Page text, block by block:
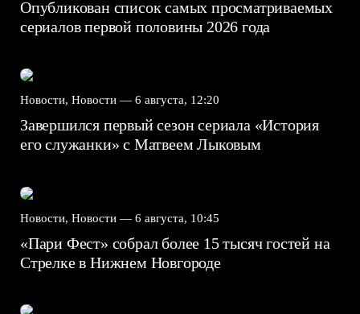
Опубликован список самых просматриваемых
сериалов первой половины 2026 года
Новости, Новости — 6 августа, 12:20
Завершился первый сезон сериала «История
его служанки» с Матвеем Лыковым
Новости, Новости — 6 августа, 10:45
«Пари Фест» собрал более 15 тысяч гостей на
Стрелке в Нижнем Новгороде